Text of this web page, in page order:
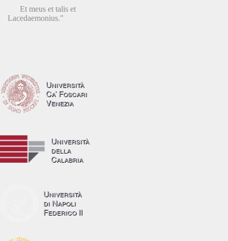
Et meus et talis et
Lacedaemonius."
Università
Ca’ Foscari
Venezia
Università
della
Calabria
Università
di Napoli
Federico II